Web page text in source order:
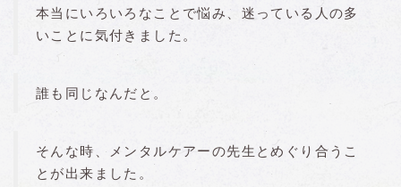
本当にいろいろなことで悩み、迷っている人の多
いことに気付きました。
誰も同じなんだと。
そんな時、メンタルケアーの先生とめぐり合うこ
とが出来ました。